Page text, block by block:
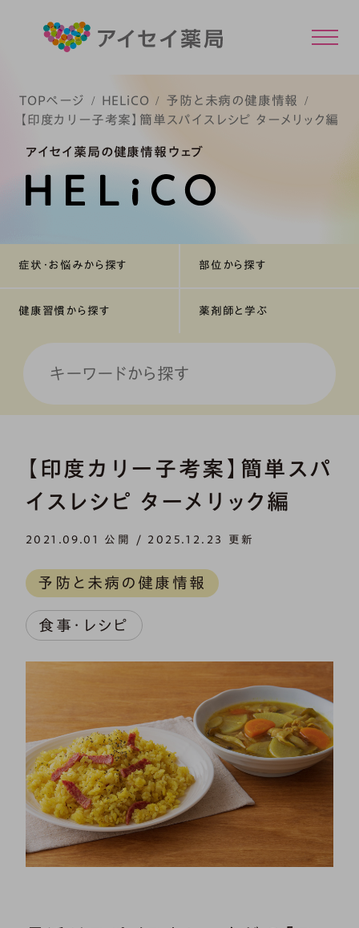
TOPページ HELiCO
予防と未病の健康情報
【印度カリー子考案】簡単スパイスレシピ ターメリック編
アイセイ薬局の健康情報ウェブ
症状・お悩みから探す 部位から探す
健康習慣から探す 薬剤師と学ぶ
【印度カリー子考案】簡単スパ
イスレシピ ターメリック編
2021.09.01 公開 / 2025.12.23 更新
予防と未病の健康情報
食事・レシピ